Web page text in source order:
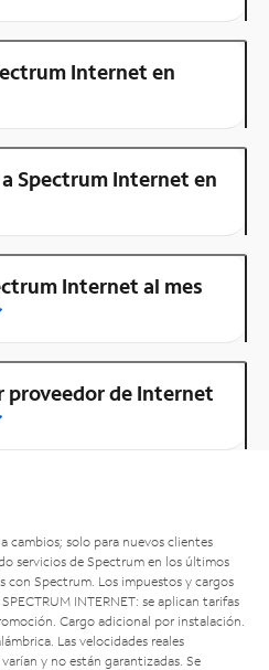
Internet en
Spectrum Internet en
Internet al mes
proveedor de Internet
solo para nuevos clientes
servicios de Spectrum en los últimos
con Spectrum. Los impuestos y cargos
INTERNET: se aplican tarifas
Cargo adicional por instalación.
Las velocidades reales
y no están garantizadas. Se